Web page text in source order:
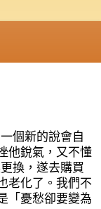
個新的說會自
他銳氣，又不懂
換，遂去購買
老化了。我們不
「憂愁卻要變為